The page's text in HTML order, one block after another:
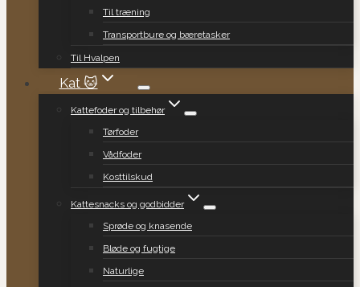
Til træning
Transportbure og bæretasker
Til Hvalpen
Kat 🐱
Kattefoder og tilbehør
Tørfoder
Vådfoder
Kosttilskud
Kattesnacks og godbidder
Sprøde og knasende
Bløde og fugtige
Naturlige